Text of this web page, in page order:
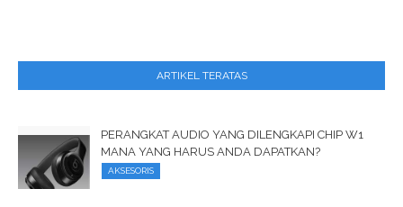
ARTIKEL TERATAS
PERANGKAT AUDIO YANG DILENGKAPI CHIP W1
MANA YANG HARUS ANDA DAPATKAN?
AKSESORIS